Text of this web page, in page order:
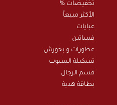
تخفيضات %
الأكثر مبيعاً
عبايات
فساتين
عطورات و بخورش
تشكيلة البشوت
قسم الرجال
بطاقة هدية